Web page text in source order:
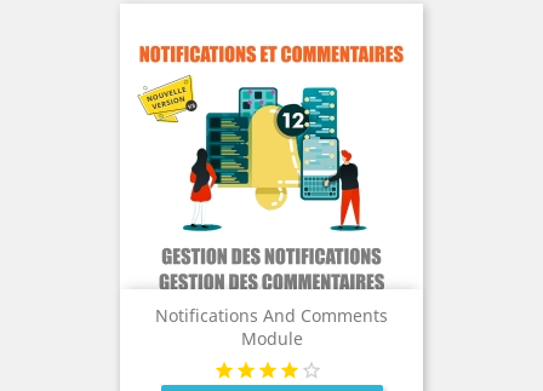
Notifications And Comments
Module